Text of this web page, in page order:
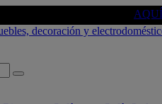
AQUÍ